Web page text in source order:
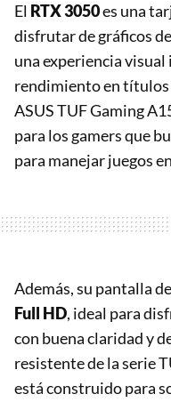
El RTX 3050es una
disfrutar de gráficos
una experiencia
rendimiento en títulos
ASUS TUF Gaming
para los gamers que
para manejar juegos
Además, su pantalla
Full HD, ideal para
con buena claridad y
resistente de la serie
está construido para